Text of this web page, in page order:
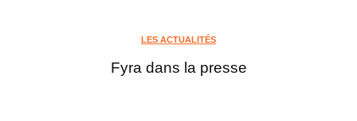
LES ACTUALITÉS
Fyra dans la presse